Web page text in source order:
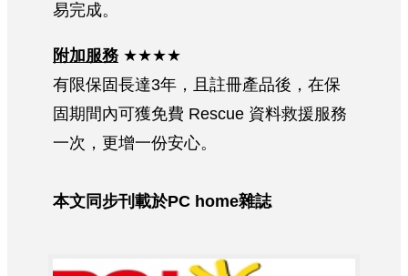
易完成。
附加服務 ★★★★
有限保固長達3年，且註冊產品後，在保
固期間內可獲免費 Rescue 資料救援服務
一次，更增一份安心。
本文同步刊載於PC home雜誌